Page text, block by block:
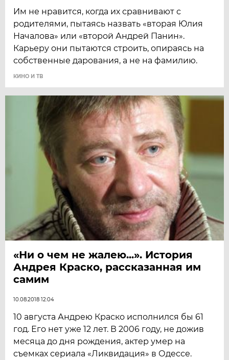
Им не нравится, когда их сравнивают с
родителями, пытаясь назвать «вторая Юлия
Началова» или «второй Андрей Панин».
Карьеру они пытаются строить, опираясь на
собственные дарования, а не на фамилию.
КИНО И ТВ
«Ни о чем не жалею...». История
Андрея Краско, рассказанная им
самим
10.08.2018 12:04
10 августа Андрею Краско исполнился бы 61
год. Его нет уже 12 лет. В 2006 году, не дожив
месяца до дня рождения, актер умер на
съемках сериала «Ликвидация» в Одессе.